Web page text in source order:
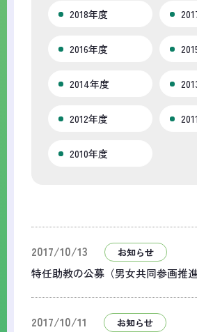
2018年度
2016年度
2014年度
2012年度
2010年度
2017/10/13 お知らせ
特任助教の公募（男女共同参画推
2017/10/11 お知らせ